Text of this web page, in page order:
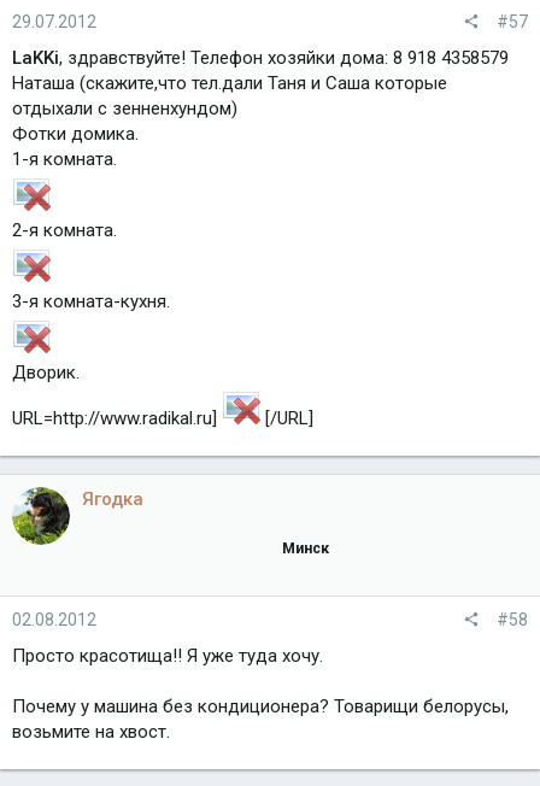
29.07.2012 #57
LaKKi, здравствуйте! Телефон хозяйки дома: 8 918 4358579
Наташа (скажите,что тел.дали Таня и Саша которые
отдыхали с зенненхундом)
Фотки домика.
1-я комната.
2-я комната.
3-я комната-кухня.
Дворик.
URL=http://www.radikal.ru] [/URL]
Ягодка
Минск
02.08.2012 #58
Просто красотища!! Я уже туда хочу.
Почему у машина без кондиционера? Товарищи белорусы,
возьмите на хвост.